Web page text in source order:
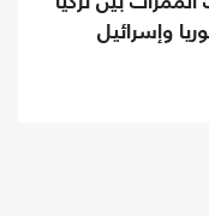
وإسرائيل